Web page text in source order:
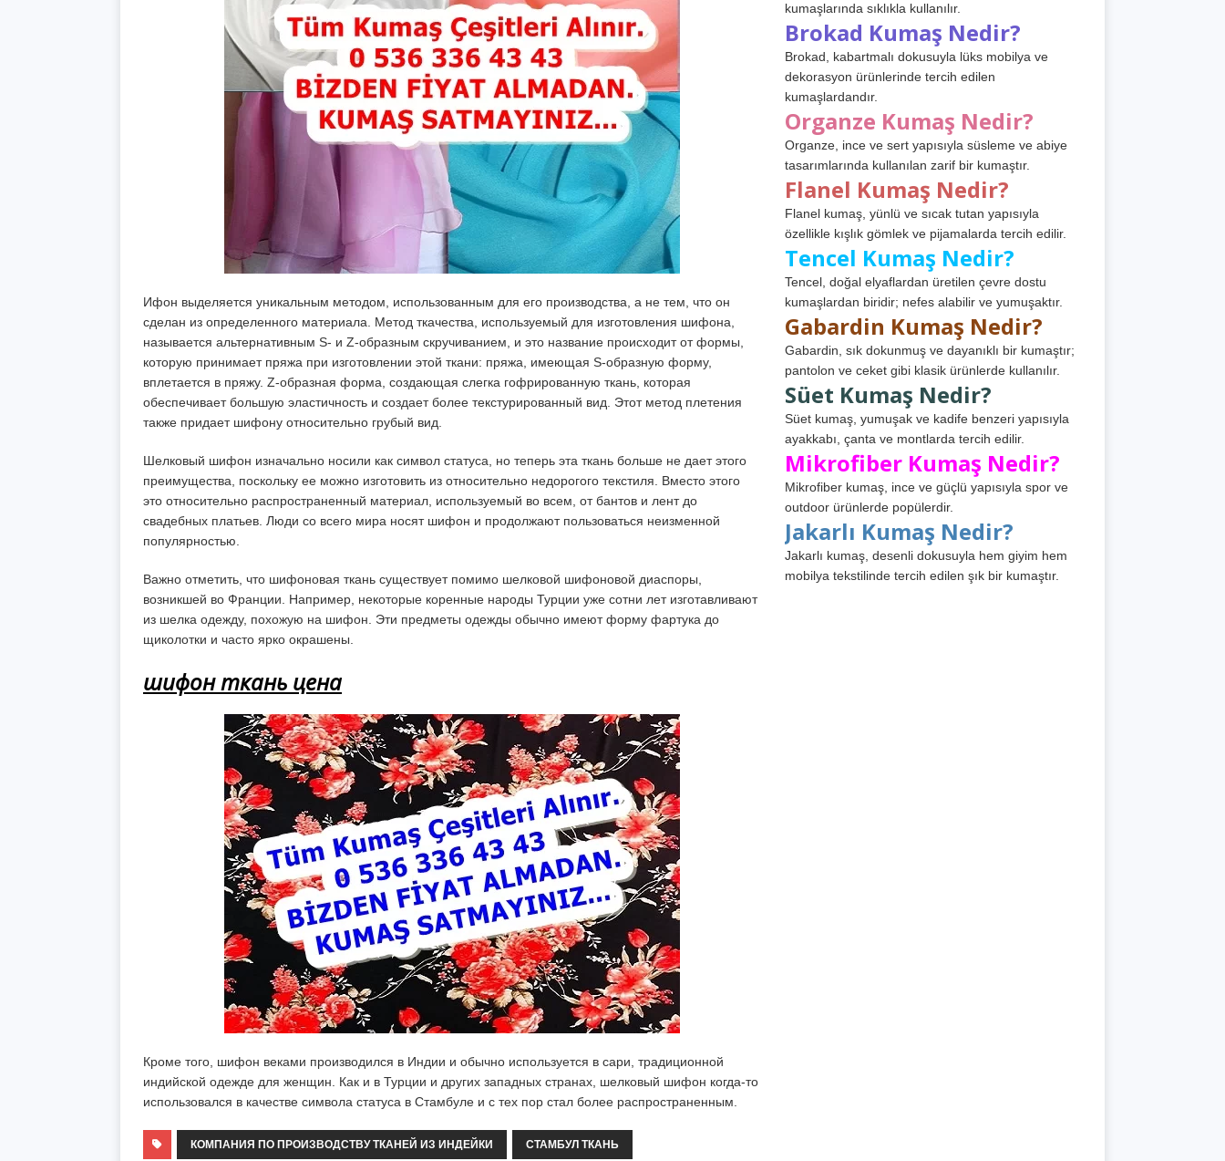
Ифон выделяется уникальным методом, использованным для его производства, а не тем, что он
сделан из определенного материала. Метод ткачества, используемый для изготовления шифона,
называется альтернативным S- и Z-образным скручиванием, и это название происходит от формы,
которую принимает пряжа при изготовлении этой ткани: пряжа, имеющая S-образную форму,
вплетается в пряжу. Z-образная форма, создающая слегка гофрированную ткань, которая
обеспечивает большую эластичность и создает более текстурированный вид. Этот метод плетения
также придает шифону относительно грубый вид.
Шелковый шифон изначально носили как символ статуса, но теперь эта ткань больше не дает этого
преимущества, поскольку ее можно изготовить из относительно недорогого текстиля. Вместо этого
это относительно распространенный материал, используемый во всем, от бантов и лент до
свадебных платьев. Люди со всего мира носят шифон и продолжают пользоваться неизменной
популярностью.
Важно отметить, что шифоновая ткань существует помимо шелковой шифоновой диаспоры,
возникшей во Франции. Например, некоторые коренные народы Турции уже сотни лет изготавливают
из шелка одежду, похожую на шифон. Эти предметы одежды обычно имеют форму фартука до
щиколотки и часто ярко окрашены.
шифон ткань цена
Кроме того, шифон веками производился в Индии и обычно используется в сари, традиционной
индийской одежде для женщин. Как и в Турции и других западных странах, шелковый шифон когда-то
использовался в качестве символа статуса в Стамбуле и с тех пор стал более распространенным.
КОМПАНИЯ ПО ПРОИЗВОДСТВУ ТКАНЕЙ ИЗ ИНДЕЙКИ СТАМБУЛ ТКАНЬ
kumaşlarında sıklıkla kullanılır.
Brokad Kumaş Nedir?
Brokad, kabartmalı dokusuyla lüks mobilya ve
dekorasyon ürünlerinde tercih edilen
kumaşlardandır.
Organze Kumaş Nedir?
Organze, ince ve sert yapısıyla süsleme ve abiye
tasarımlarında kullanılan zarif bir kumaştır.
Flanel Kumaş Nedir?
Flanel kumaş, yünlü ve sıcak tutan yapısıyla
özellikle kışlık gömlek ve pijamalarda tercih edilir.
Tencel Kumaş Nedir?
Tencel, doğal elyaflardan üretilen çevre dostu
kumaşlardan biridir; nefes alabilir ve yumuşaktır.
Gabardin Kumaş Nedir?
Gabardin, sık dokunmuş ve dayanıklı bir kumaştır;
pantolon ve ceket gibi klasik ürünlerde kullanılır.
Süet Kumaş Nedir?
Süet kumaş, yumuşak ve kadife benzeri yapısıyla
ayakkabı, çanta ve montlarda tercih edilir.
Mikrofiber Kumaş Nedir?
Mikrofiber kumaş, ince ve güçlü yapısıyla spor ve
outdoor ürünlerde popülerdir.
Jakarlı Kumaş Nedir?
Jakarlı kumaş, desenli dokusuyla hem giyim hem
mobilya tekstilinde tercih edilen şık bir kumaştır.